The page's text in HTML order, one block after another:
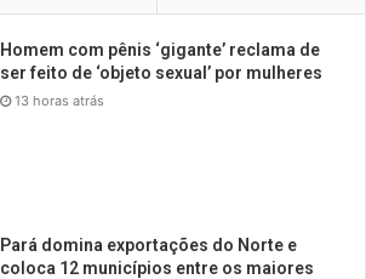
Homem com pênis ‘gigante’ reclama de
ser feito de ‘objeto sexual’ por mulheres
13 horas atrás
Pará domina exportações do Norte e
coloca 12 municípios entre os maiores